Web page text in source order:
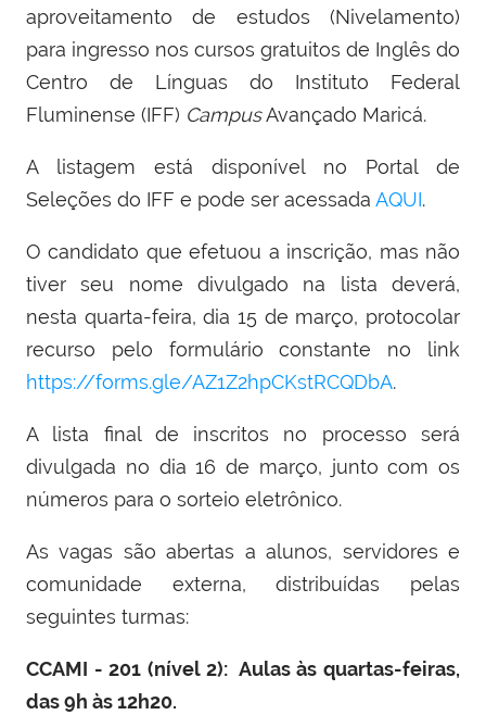
aproveitamento de estudos (Nivelamento)
para ingresso nos cursos gratuitos de Inglês do
Centro de Línguas do Instituto Federal
Fluminense (IFF) CampusAvançado Maricá.
A listagem está disponível no Portal de
Seleções do IFF e pode ser acessada AQUI.
O candidato que efetuou a inscrição, mas não
tiver seu nome divulgado na lista deverá,
nesta quarta-feira, dia 15 de março, protocolar
recurso pelo formulário constante no link
https://forms.gle/AZ1Z2hpCKstRCQDbA.
A lista final de inscritos no processo será
divulgada no dia 16 de março, junto com os
números para o sorteio eletrônico.
As vagas são abertas a alunos, servidores e
comunidade externa, distribuídas pelas
seguintes turmas:
CCAMI - 201 (nível 2): Aulas às quartas-feiras,
das 9h às 12h20.